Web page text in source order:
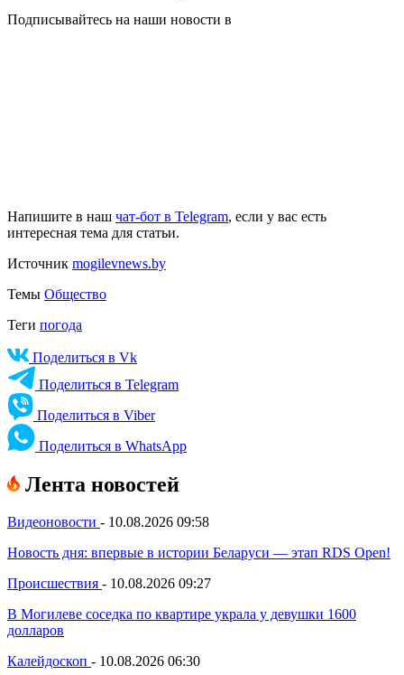
Подписывайтесь на наши новости в
Напишите в наш чат-бот в Telegram, если у вас есть
интересная тема для статьи.
Источник mogilevnews.by
Темы Общество
Теги погода
Поделиться в Vk
Поделиться в Telegram
Поделиться в Viber
Поделиться в WhatsApp
Лента новостей
Видеоновости - 10.08.2026 09:58
Новость дня: впервые в истории Беларуси — этап RDS Open!
Происшествия - 10.08.2026 09:27
В Могилеве соседка по квартире украла у девушки 1600
долларов
Калейдоскоп - 10.08.2026 06:30